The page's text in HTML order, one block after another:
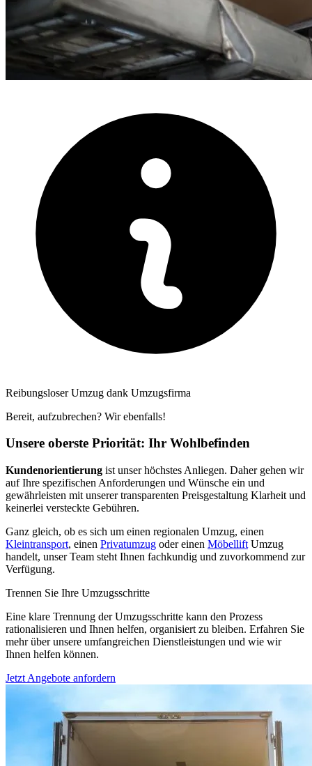
Reibungsloser Umzug dank Umzugsfirma
Bereit, aufzubrechen? Wir ebenfalls!
Unsere oberste Priorität: Ihr Wohlbefinden
Kundenorientierung ist unser höchstes Anliegen. Daher gehen wir
auf Ihre spezifischen Anforderungen und Wünsche ein und
gewährleisten mit unserer transparenten Preisgestaltung Klarheit und
keinerlei versteckte Gebühren.
Ganz gleich, ob es sich um einen regionalen Umzug, einen
Kleintransport, einen Privatumzug oder einen Möbellift Umzug
handelt, unser Team steht Ihnen fachkundig und zuvorkommend zur
Verfügung.
Trennen Sie Ihre Umzugsschritte
Eine klare Trennung der Umzugsschritte kann den Prozess
rationalisieren und Ihnen helfen, organisiert zu bleiben. Erfahren Sie
mehr über unsere umfangreichen Dienstleistungen und wie wir
Ihnen helfen können.
Jetzt Angebote anfordern